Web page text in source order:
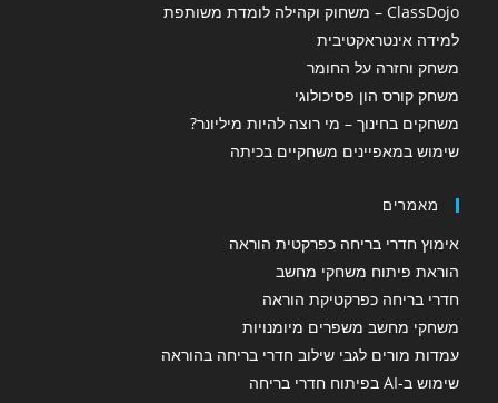
ClassDojo – משחוק וקהילה לומדת משותפת
למידה אינטראקטיבית
משחק וחזרה על החומר
משחק קורס הון פסיכולוגי
משחקים בחינוך – מי רוצה להיות מיליונר?
שימוש במאפיינים משחקיים בכיתה
מאמרים
אימוץ חדרי בריחה כפרקטית הוראה
הוראת פיתוח משחקי מחשב
חדרי בריחה כפרקטיקת הוראה
משחקי מחשב משפרים מיומנויות
עמדות מורים לגבי שילוב חדרי בריחה בהוראה
שימוש ב-AI בפיתוח חדרי בריחה